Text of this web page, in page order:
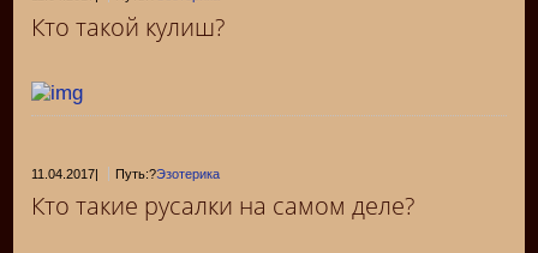
Кто такой кулиш?
11.04.2017 Путь:?Эзотерика
Кто такие русалки на самом деле?